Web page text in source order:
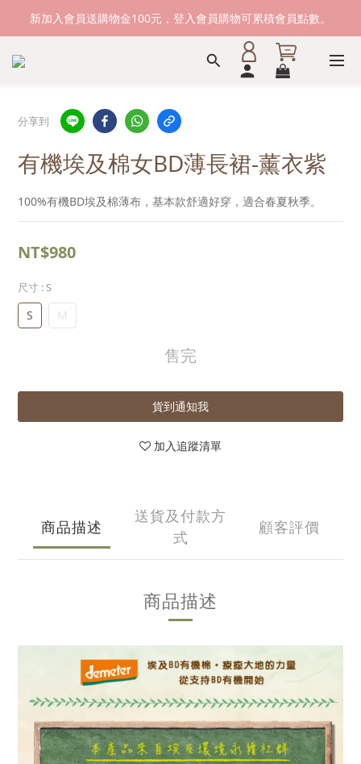
新加入會員送購物金100元，登入會員購物可累積會員點數。
新加入會員送購物金100元，登入會員購物可累積會員點數。
滿1500元免運費。 滿2000元，貨到付款免運。
分享到
有機埃及棉女BD薄長裙-薰衣紫
100%有機BD埃及棉薄布，基本款舒適好穿，適合春夏秋季。
NT$980
尺寸 : S
S M
售完
貨到通知我
加入追蹤清單
商品描述
送貨及付款方
式
顧客評價
商品描述